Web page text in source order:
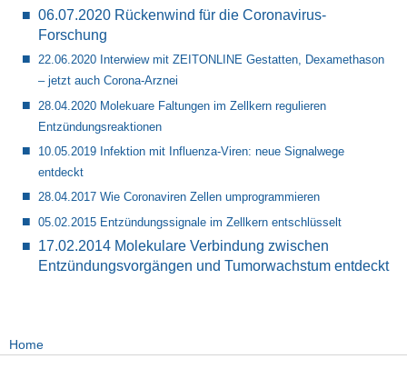
06.07.2020 Rückenwind für die Coronavirus-
Forschung
22.06.2020 Interwiew mit ZEITONLINE Gestatten, Dexamethason
– jetzt auch Corona-Arznei
28.04.2020 Molekuare Faltungen im Zellkern regulieren
Entzündungsreaktionen
10.05.2019 Infektion mit Influenza-Viren: neue Signalwege
entdeckt
28.04.2017 Wie Coronaviren Zellen umprogrammieren
05.02.2015 Entzündungssignale im Zellkern entschlüsselt
17.02.2014 Molekulare Verbindung zwischen
Entzündungsvorgängen und Tumorwachstum entdeckt
Home